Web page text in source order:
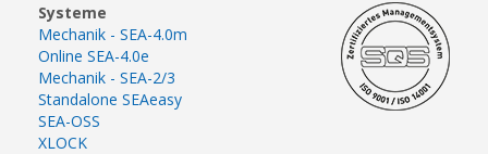
Systeme
Mechanik - SEA-4.0m
Online SEA-4.0e
Mechanik - SEA-2/3
Standalone SEAeasy
SEA-OSS
XLOCK